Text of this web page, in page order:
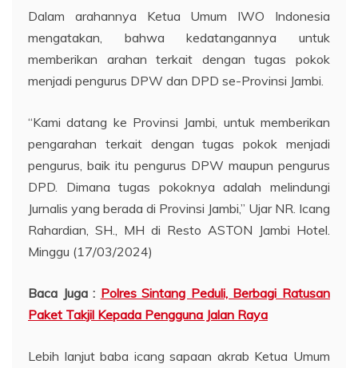
Dalam arahannya Ketua Umum IWO Indonesia
mengatakan, bahwa kedatangannya untuk
memberikan arahan terkait dengan tugas pokok
menjadi pengurus DPW dan DPD se-Provinsi Jambi.
“Kami datang ke Provinsi Jambi, untuk memberikan
pengarahan terkait dengan tugas pokok menjadi
pengurus, baik itu pengurus DPW maupun pengurus
DPD. Dimana tugas pokoknya adalah melindungi
Jurnalis yang berada di Provinsi Jambi,” Ujar NR. Icang
Rahardian, SH., MH di Resto ASTON Jambi Hotel.
Minggu (17/03/2024)
Baca Juga : Polres Sintang Peduli, Berbagi Ratusan
Paket Takjil Kepada Pengguna Jalan Raya
Lebih lanjut baba icang sapaan akrab Ketua Umum